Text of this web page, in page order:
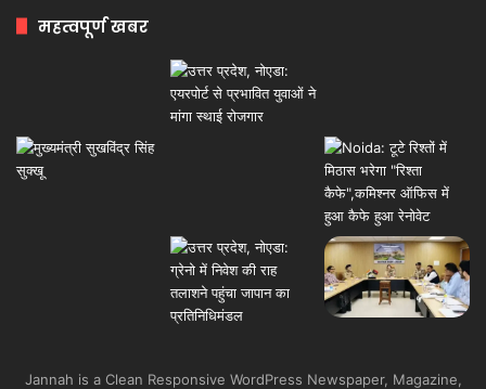
महत्वपूर्ण खबर
Jannah is a Clean Responsive WordPress Newspaper, Magazine,